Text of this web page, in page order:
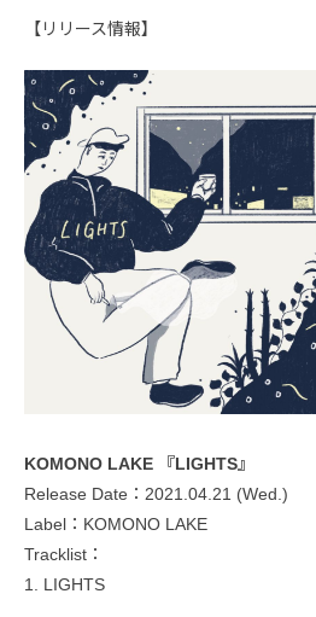
【リリース情報】
KOMONO LAKE 『LIGHTS』
Release Date：2021.04.21 (Wed.)
Label：KOMONO LAKE
Tracklist：
1. LIGHTS